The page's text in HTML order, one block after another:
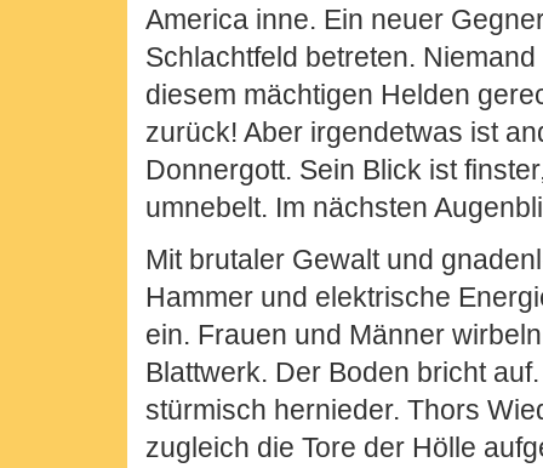
America inne. Ein neuer
Schlachtfeld betreten.
diesem mächtigen Helden
zurück! Aber irgendetwas ist
Donnergott. Sein Blick ist
umnebelt. Im nächsten
Mit brutaler Gewalt und
Hammer und elektrische
ein. Frauen und Männer
Blattwerk. Der Boden bricht
stürmisch hernieder. Thors
zugleich die Tore der Hölle